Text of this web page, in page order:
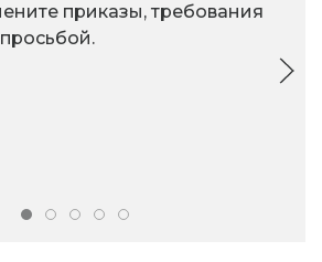
приказы, требования